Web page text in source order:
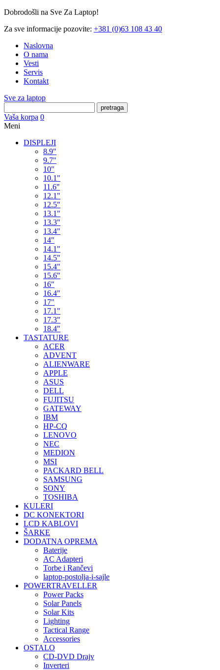
Dobrodošli na Sve Za Laptop!
Za sve informacije pozovite: +381 (0)63 108 43 40
Naslovna
O nama
Vesti
Servis
Kontakt
Sve za laptop
pretraga
Vaša korpa 0
Meni
DISPLEJI
8.9"
9.7"
10"
10.1"
11.6"
12.1"
12.5"
13.1"
13.3"
13.4"
14"
14.1"
14.5"
15.4"
15.6"
16"
16.4"
17"
17.1"
17.3"
18.4"
TASTATURE
ACER
ADVENT
ALIENWARE
APPLE
ASUS
DELL
FUJITSU
GATEWAY
IBM
HP-CQ
LENOVO
NEC
MEDION
MSI
PACKARD BELL
SAMSUNG
SONY
TOSHIBA
KULERI
DC KONEKTORI
LCD KABLOVI
ŠARKE
DODATNA OPREMA
Baterije
AC Adapteri
Torbe i Rančevi
laptop-postolja-i-sajle
POWERTRAVELLER
Power Packs
Solar Panels
Solar Kits
Lighting
Tactical Range
Accessories
OSTALO
CD-DVD Drajv
Inverteri